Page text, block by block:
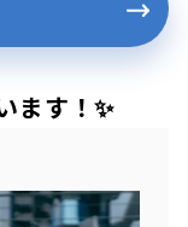
ます！✨